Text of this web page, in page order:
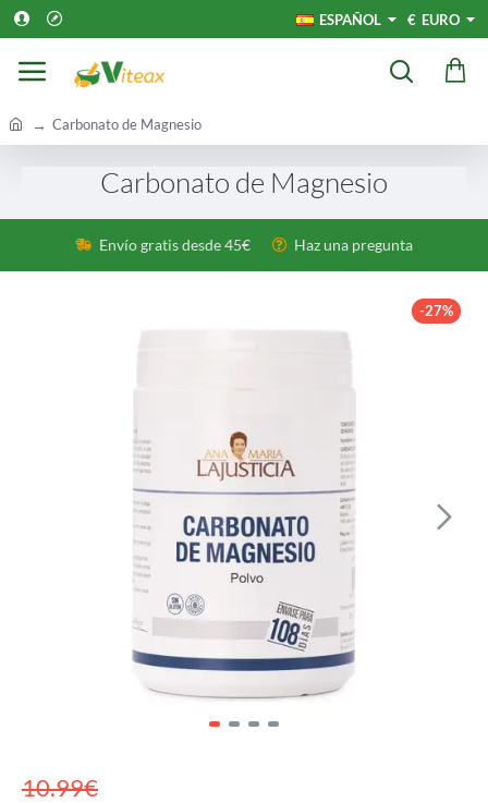
ESPAÑOL € EURO
Carbonato de Magnesio
o
Carbonato de Magnesio
Envío gratis desde 45€ Haz una pregunta
-27%
10.99€